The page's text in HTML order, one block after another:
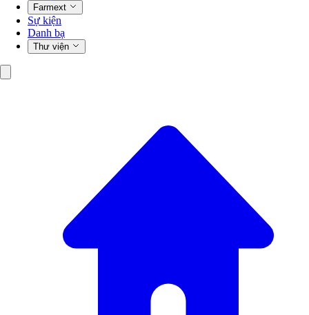
Farmext
Sự kiện
Danh bạ
Thư viện